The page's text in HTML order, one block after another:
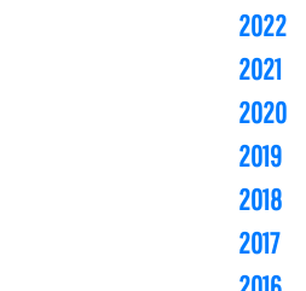
2022
2021
2020
2019
2018
2017